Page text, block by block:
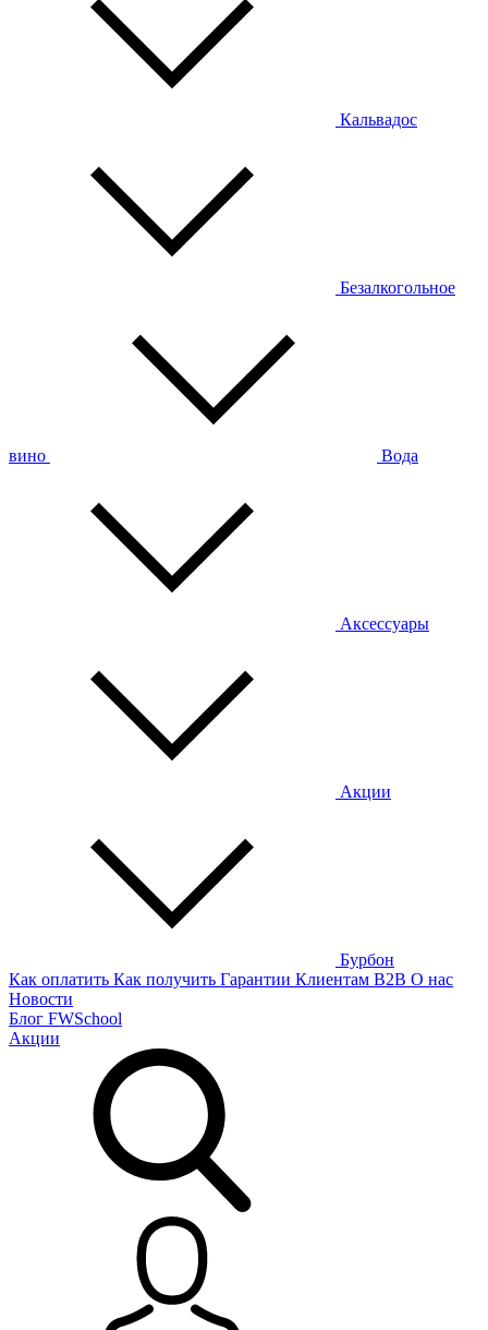
Кальвадос
Безалкогольное
вино Вода
Аксессуары
Акции
Бурбон
Как оплатить Как получить Гарантии Клиентам B2B О нас
Новости
Блог FWSchool
Акции